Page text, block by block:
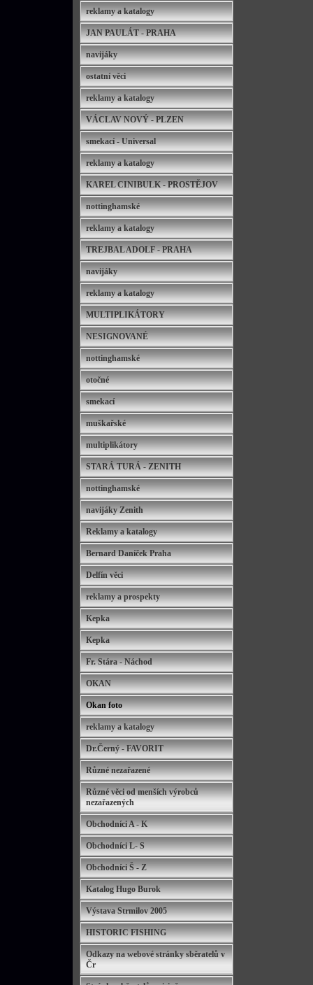
reklamy a katalogy
JAN PAULÁT - PRAHA
navijáky
ostatní věci
reklamy a katalogy
VÁCLAV NOVÝ - PLZEN
smekací - Universal
reklamy a katalogy
KAREL CINIBULK - PROSTĚJOV
nottinghamské
reklamy a katalogy
TREJBAL ADOLF - PRAHA
navijáky
reklamy a katalogy
MULTIPLIKÁTORY
NESIGNOVANÉ
nottinghamské
otočné
smekací
muškařské
multiplikátory
STARÁ TURÁ - ZENITH
nottinghamské
navijáky Zenith
Reklamy a katalogy
Bernard Daníček Praha
Delfín věci
reklamy a prospekty
Kepka
Kepka
Fr. Stára - Náchod
OKAN
Okan foto
reklamy a katalogy
Dr.Černý - FAVORIT
Různé nezařazené
Různé věci od menších výrobců
nezařazených
Obchodníci A - K
Obchodníci L- S
Obchodníci Š - Z
Katalog Hugo Burok
Výstava Strmilov 2005
HISTORIC FISHING
Odkazy na webové stránky sběratelů v
Čr